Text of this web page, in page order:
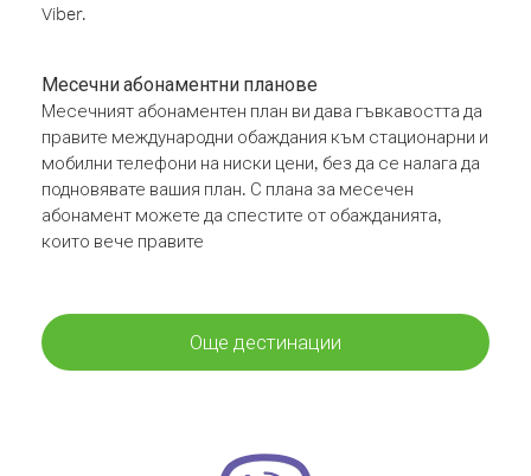
Viber.
Месечни абонаментни планове
Месечният абонаментен план ви дава гъвкавостта да
правите международни обаждания към стационарни и
мобилни телефони на ниски цени, без да се налага да
подновявате вашия план. С плана за месечен
абонамент можете да спестите от обажданията,
които вече правите
Още дестинации